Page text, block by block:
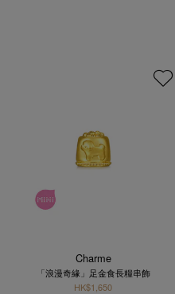
Charme
「浪漫奇緣」足金食長糧串飾
HK$1,650